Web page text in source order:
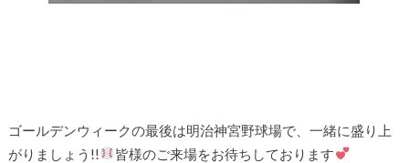
ゴールデンウィークの最後は明治神宮野球場で、一緒に盛り上
がりましょう!!
皆様のご来場をお待ちしております